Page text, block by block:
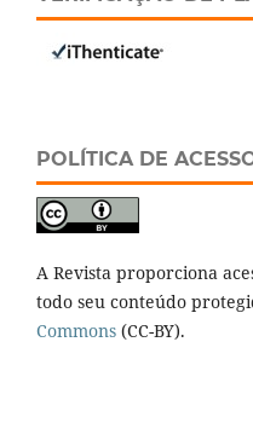
POLÍTICA DE
A Revista proporciona
todo seu conteúdo
Commons (CC-BY).